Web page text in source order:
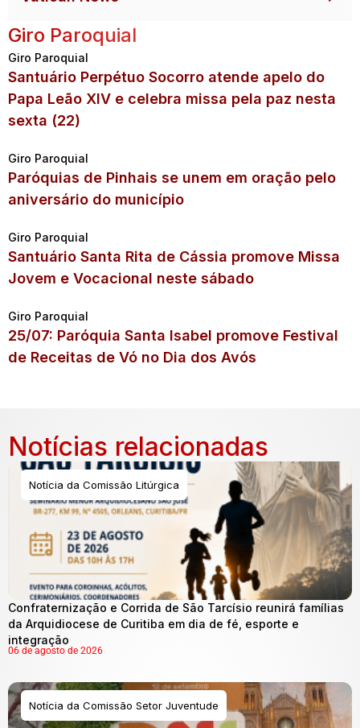
Giro Paroquial
Giro Paroquial
Santuário Perpétuo Socorro atende apelo do
Papa Leão XIV e celebra missa pela paz nesta
sexta (22)
Giro Paroquial
Paróquias de Pinhais se unem em oração pelo
aniversário do município
Giro Paroquial
Santuário Santa Rita de Cássia promove Missa
Jovem e Vocacional neste sábado
Giro Paroquial
25/07: Paróquia Santa Isabel promove Festival
de Receitas de Vó no Dia dos Avós
Notícias relacionadas
Notícia da Comissão Litúrgica
Confraternização e Corrida de São Tarcísio reunirá famílias
da Arquidiocese de Curitiba em dia de fé, esporte e
integração
06 de agosto de 2026
Notícia da Comissão Setor Juventude